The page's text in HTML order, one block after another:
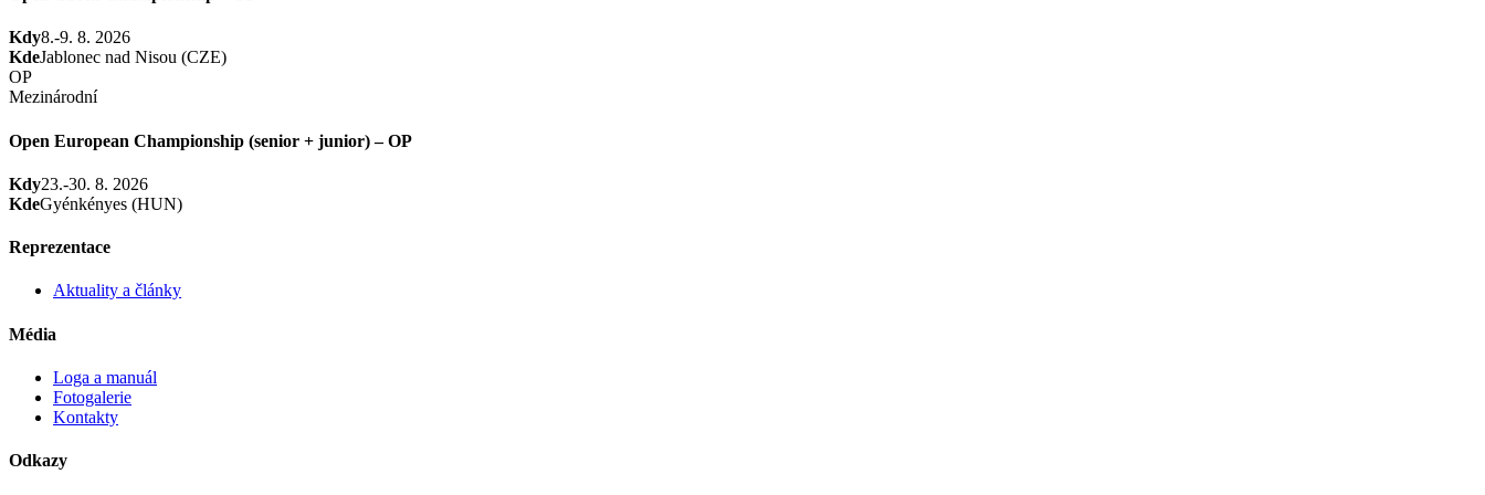
Kdy8.-9. 8. 2026
KdeJablonec nad Nisou (CZE)
OP
Mezinárodní
Open European Championship (senior + junior) – OP
Kdy23.-30. 8. 2026
KdeGyénkényes (HUN)
Reprezentace
Aktuality a články
Média
Loga a manuál
Fotogalerie
Kontakty
Odkazy